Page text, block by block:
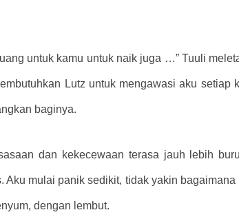
untuk kamu untuk naik juga …” Tuuli
Lutz untuk mengawasi aku
baginya.
dan kekecewaan terasa jauh lebih
mulai panik sedikit, tidak yakin
dengan lembut.